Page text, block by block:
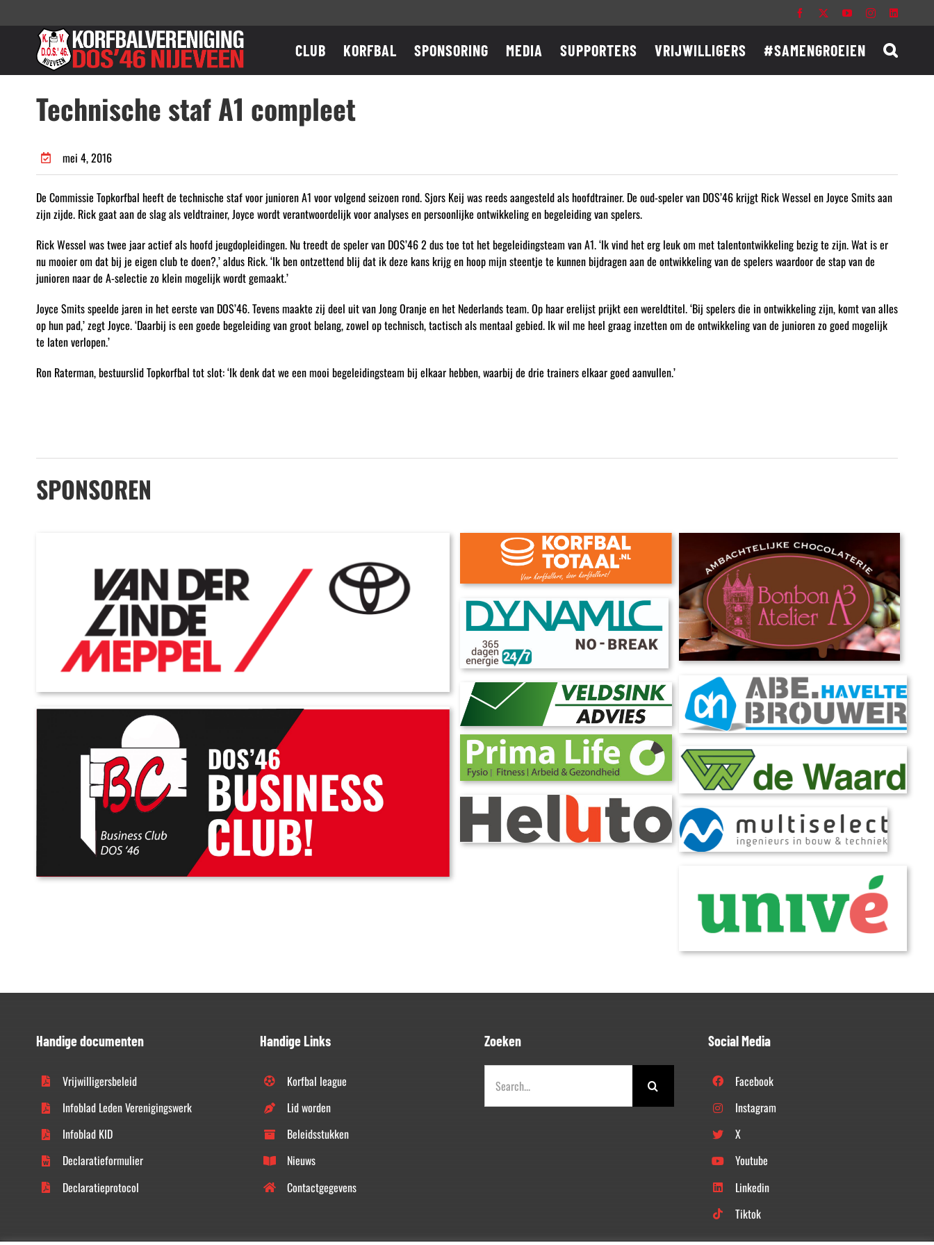
naar
Facebook YouTubeInstagram
CLUB KORFBAL SPONSORING MEDIA SUPPORTERS VRIJWILLIGERS #SAMENGROEIEN
Technische staf A1 compleet
mei 4, 2016
De Commissie Topkorfbal heeft de technische staf voor junioren A1 voor volgend seizoen rond. Sjors Keij was reeds aangesteld als hoofdtrainer. De oud-speler van DOS’46 krijgt Rick Wessel en Joyce Smits aan
zijn zijde. Rick gaat aan de slag als veldtrainer, Joyce wordt verantwoordelijk voor analyses en persoonlijke ontwikkeling en begeleiding van spelers.
Rick Wessel was twee jaar actief als hoofd jeugdopleidingen. Nu treedt de speler van DOS’46 2 dus toe tot het begeleidingsteam van A1. ‘Ik vind het erg leuk om met talentontwikkeling bezig te zijn. Wat is er
nu mooier om dat bij je eigen club te doen?,’ aldus Rick. ‘Ik ben ontzettend blij dat ik deze kans krijg en hoop mijn steentje te kunnen bijdragen aan de ontwikkeling van de spelers waardoor de stap van de
junioren naar de A-selectie zo klein mogelijk wordt gemaakt.’
Joyce Smits speelde jaren in het eerste van DOS’46. Tevens maakte zij deel uit van Jong Oranje en het Nederlands team. Op haar erelijst prijkt een wereldtitel. ‘Bij spelers die in ontwikkeling zijn, komt van alles
op hun pad,’ zegt Joyce. ‘Daarbij is een goede begeleiding van groot belang, zowel op technisch, tactisch als mentaal gebied. Ik wil me heel graag inzetten om de ontwikkeling van de junioren zo goed mogelijk
te laten verlopen.’
Ron Raterman, bestuurslid Topkorfbal tot slot: ‘Ik denk dat we een mooi begeleidingsteam bij elkaar hebben, waarbij de drie trainers elkaar goed aanvullen.’
SPONSOREN
Handige documenten
Vrijwilligersbeleid
Infoblad Leden Verenigingswerk
Infoblad KID
Declaratieformulier
Declaratieprotocol
Handige Links
Korfbal league
Lid worden
Beleidsstukken
Nieuws
Contactgegevens
Zoeken
naar:
Social Media
Facebook
Instagram
X
Youtube
Linkedin
Tiktok